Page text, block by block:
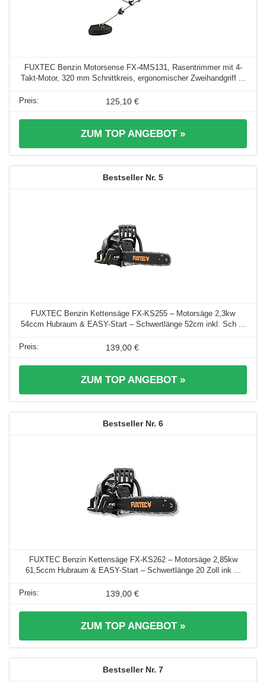
FUXTEC Benzin Motorsense FX-4MS131, Rasentrimmer mit 4-
Takt-Motor, 320 mm Schnittkreis, ergonomischer Zweihandgriff ...
125,10 €
ZUM TOP ANGEBOT »
5
FUXTEC Benzin Kettensäge FX-KS255 – Motorsäge 2,3kw
54ccm Hubraum & EASY-Start – Schwertlänge 52cm inkl. Sch ...
139,00 €
ZUM TOP ANGEBOT »
6
FUXTEC Benzin Kettensäge FX-KS262 – Motorsäge 2,85kw
61,5ccm Hubraum & EASY-Start – Schwertlänge 20 Zoll ink ...
139,00 €
ZUM TOP ANGEBOT »
7